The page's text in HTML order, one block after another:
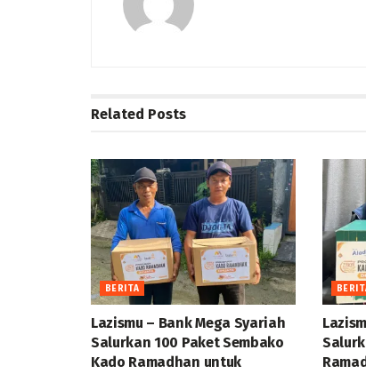
Related Posts
BERITA
Lazismu – Bank Mega Syariah
Salurkan 100 Paket Sembako
Kado Ramadhan untuk